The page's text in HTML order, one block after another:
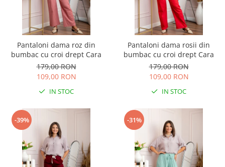
Pantaloni dama roz din
bumbac cu croi drept Cara
179,00 RON
109,00 RON
IN STOC
Pantaloni dama rosii din
bumbac cu croi drept Cara
179,00 RON
109,00 RON
IN STOC
-39% -31%